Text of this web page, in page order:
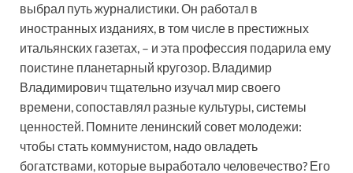
выбрал путь журналистики. Он работал в
иностранных изданиях, в том числе в престижных
итальянских газетах, – и эта профессия подарила ему
поистине планетарный кругозор. Владимир
Владимирович тщательно изучал мир своего
времени, сопоставлял разные культуры, системы
ценностей. Помните ленинский совет молодежи:
чтобы стать коммунистом, надо овладеть
богатствами, которые выработало человечество? Его